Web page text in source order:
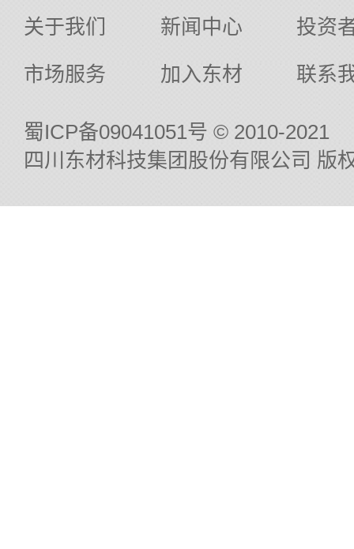
关于我们 新闻中心
投资
市场服务
加入东材 联系
蜀ICP备09041051号 © 2010-2021
四川东材科技集团股份有限公司 版